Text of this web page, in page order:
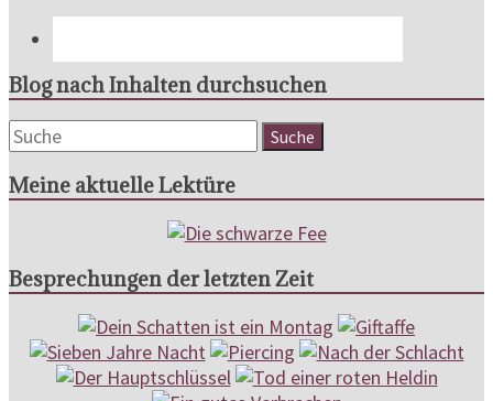
Blog nach Inhalten durchsuchen
Meine aktuelle Lektüre
Besprechungen der letzten Zeit